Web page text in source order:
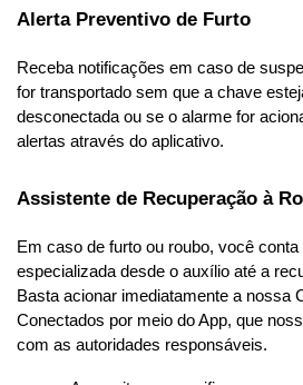
Alerta Preventivo de Furto
Receba notificações em caso de
for transportado sem que a chave
desconectada ou se o alarme for
alertas através do aplicativo.
Assistente de Recuperação à
Em caso de furto ou roubo, você
especializada desde o auxílio até a
Basta acionar imediatamente a nossa
Conectados por meio do App, que
com as autoridades responsáveis.